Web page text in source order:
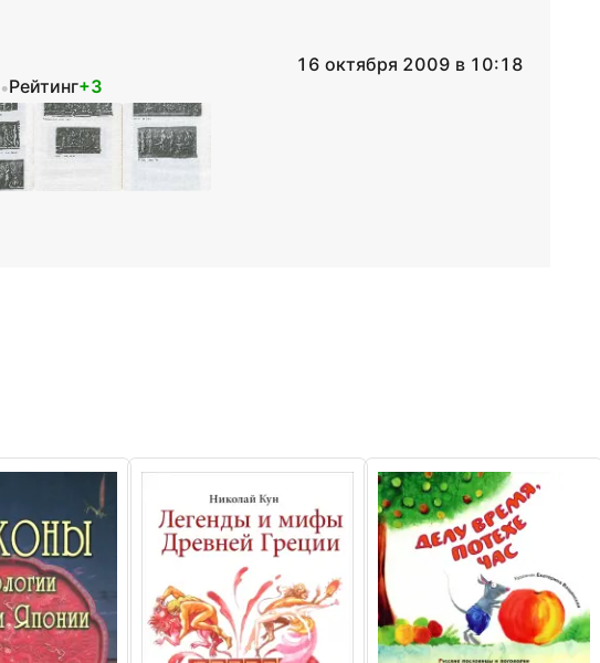
16 октября 2009 в 10:18
•Рейтинг+3